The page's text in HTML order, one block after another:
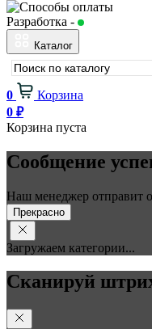
Разработка -
Каталог
0
Корзина
0 ₽
Корзина пуста
Сообщение
Наш менеджер отправит
Прекрасно
Загружаем категории...
Сканируй